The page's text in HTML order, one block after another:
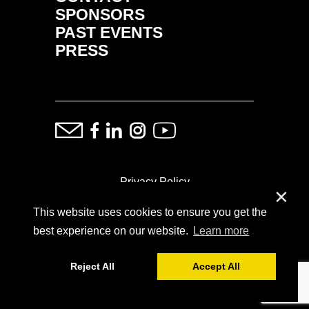
This website uses cookies to ensure you get the
best experience on our website.
Learn more
Reject All Accept All
✕
SPONSORS
PAST EVENTS
PRESS
Privacy Policy
ⓒ Copyright: Demand Fairs & Media, 2014-2026
Powered by SoFar